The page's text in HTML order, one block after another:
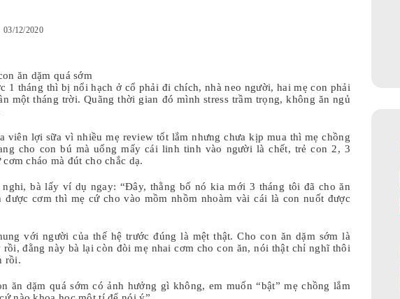
03/12/2020
ăn dặm quá sớm
1 tháng thì bị nổi hạch ở cổ phải đi chích, nhà neo người, hai mẹ con phải
một tháng trời. Quãng thời gian đó mình stress trầm trọng, không ăn ngủ
viên lợi sữa vì nhiều mẹ review tốt lắm nhưng chưa kịp mua thì mẹ chồng
cho con bú mà uống mấy cái linh tinh vào người là chết, trẻ con 2, 3
cháo mà đút cho chắc dạ.
bà lấy ví dụ ngay: “Đây, thằng bố nó kia mới 3 tháng tôi đã cho ăn
được cơm thì mẹ cứ cho vào mồm nhồm nhoàm vài cái là con nuốt được
với người của thế hệ trước đúng là mệt thật. Cho con ăn dặm sớm là
đằng này bà lại còn đòi mẹ nhai cơm cho con ăn, nói thật chỉ nghĩ thôi
rồi.
ăn dặm quá sớm có ảnh hưởng gì không, em muốn “bật” mẹ chồng lắm